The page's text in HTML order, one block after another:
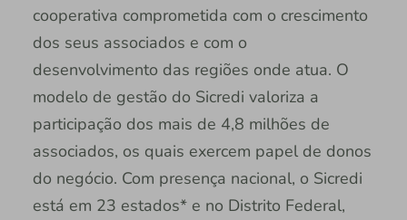
cooperativa comprometida com o crescimento
dos seus associados e com o
desenvolvimento das regiões onde atua. O
modelo de gestão do Sicredi valoriza a
participação dos mais de 4,8 milhões de
associados, os quais exercem papel de donos
do negócio. Com presença nacional, o Sicredi
está em 23 estados* e no Distrito Federal,